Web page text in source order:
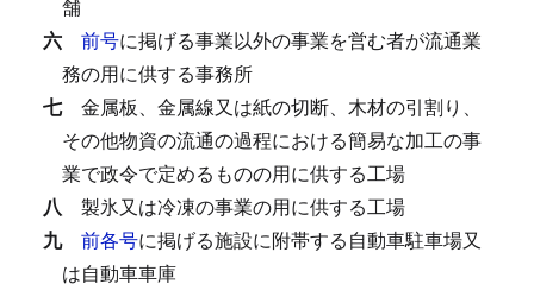
舗
六 前号に掲げる事業以外の事業を営む者が流通業
務の用に供する事務所
七 金属板、金属線又は紙の切断、木材の引割り、
その他物資の流通の過程における簡易な加工の事
業で政令で定めるものの用に供する工場
八 製氷又は冷凍の事業の用に供する工場
九 前各号に掲げる施設に附帯する自動車駐車場又
は自動車車庫